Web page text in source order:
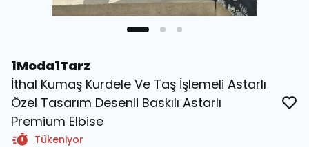
1Moda1Tarz
İthal Kumaş Kurdele Ve Taş İşlemeli Astarlı
Özel Tasarım Desenli Baskılı Astarlı
Premium Elbise
Tükeniyor